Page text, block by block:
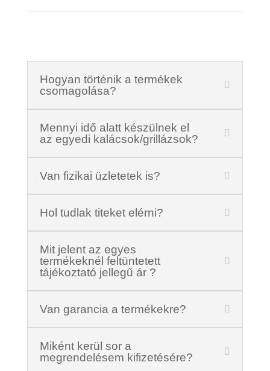
Hogyan történik a termékek
csomagolása?
Mennyi idő alatt készülnek el
az egyedi kalácsok/grillázsok?
Van fizikai üzletetek is?
Hol tudlak titeket elérni?
Mit jelent az egyes
termékeknél feltüntetett
tájékoztató jellegű ár ?
Van garancia a termékekre?
Miként kerül sor a
megrendelésem kifizetésére?